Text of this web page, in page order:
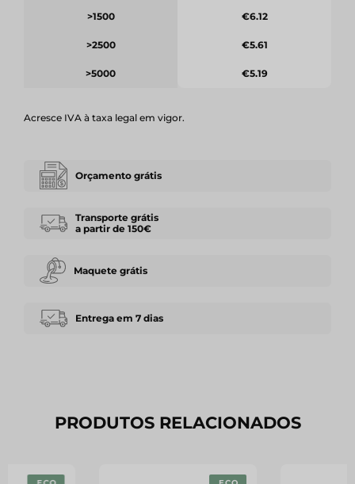
>1500
>2500
>5000
€6.12
€5.61
€5.19
Acresce IVA à taxa legal em vigor.
Orçamento grátis
Transporte grátis
a partir de 150€
Maquete grátis
Entrega em 7 dias
PRODUTOS RELACIONADOS